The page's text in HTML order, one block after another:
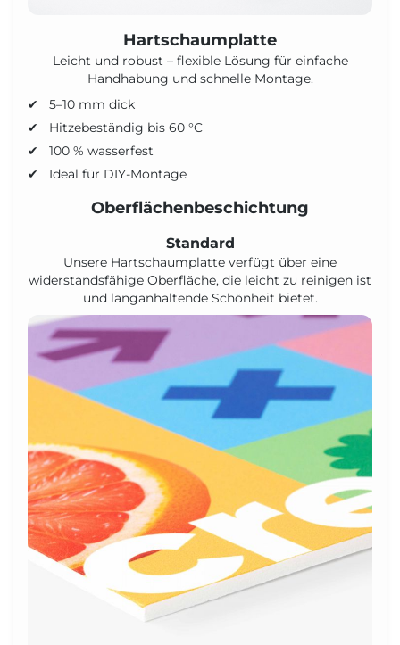
Hartschaumplatte
Leicht und robust – flexible Lösung für einfache
Handhabung und schnelle Montage.
5–10 mm dick
Hitzebeständig bis 60 °C
100 % wasserfest
Ideal für DIY-Montage
Oberflächenbeschichtung
Standard
Unsere Hartschaumplatte verfügt über eine
widerstandsfähige Oberfläche, die leicht zu reinigen ist
und langanhaltende Schönheit bietet.